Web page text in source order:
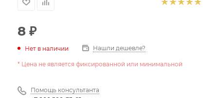
8 ₽
Нет в наличии Нашли дешевле?
* Цена не является фиксированной или минимальной
Помощь консультанта